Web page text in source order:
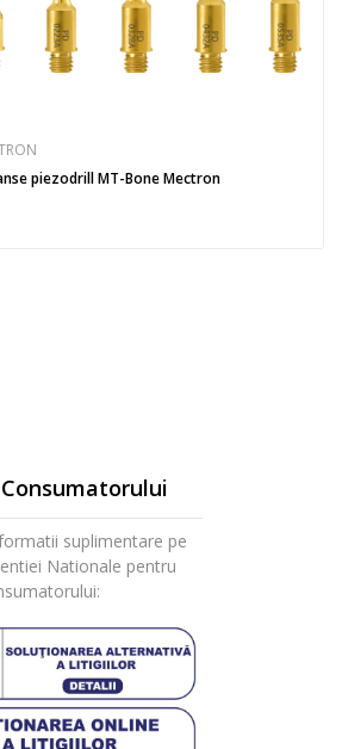
Set anse piezodrill MT-Bone Mectron
suplimentare pe
Nationale pentru